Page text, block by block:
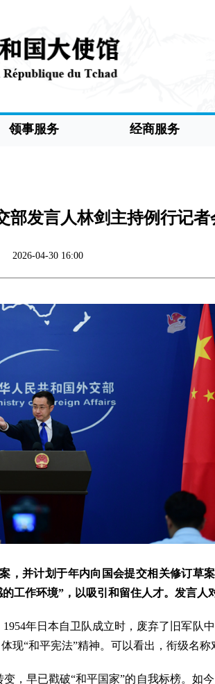
领事服务 经商服务
部发言人林剑主持例行记者
2026-04-30 16:00
，并计划于年内向国会提交相关修订草
工作环境”，以吸引和留住人才。发言人
年日本自卫队成立时，废弃了旧军队
“和平宪法”精神。可以看出，衔级名称
，早已戳破“和平国家”的自我标榜。如